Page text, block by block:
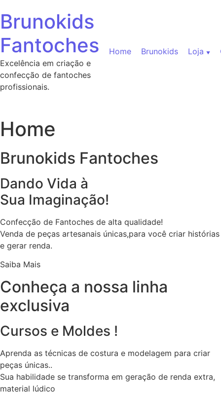
Brunokids
Fantoches
Excelência em criação e
confecção de fantoches
profissionais.
Home Brunokids Loja
Home
Brunokids Fantoches
Dando Vida à
Sua Imaginação!
Confecção de Fantoches de alta qualidade!
Venda de peças artesanais únicas,para você criar histórias
e gerar renda.
Saiba Mais
Conheça a nossa linha
exclusiva
Cursos e Moldes !
Aprenda as técnicas de costura e modelagem para criar
peças únicas..
Sua habilidade se transforma em geração de renda extra,
material lúdico